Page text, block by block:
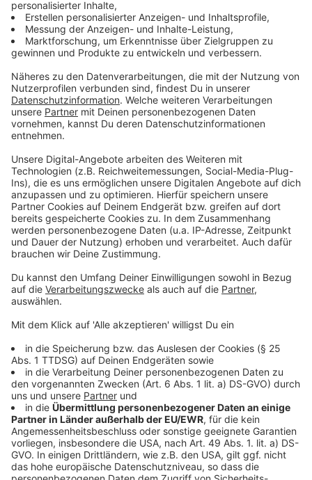
Drittanbieters, um Videoinhalte
einzubetten. Dieser Service kann
Daten zu Ihren Aktivitäten
sammeln. Bitte lesen Sie die
Details durch und stimmen Sie der
Nutzung des Service zu, um dieses
Video anzusehen.
Akzeptieren
powered byUsercentrics Consent
Management Platform
Geschichte.
Anzeige
©Copyright Etienne George
Kind.
©Copyright Etienne George
François muss erkennen, dass die
Familienzusammenführung gar nicht so einfach ist,
wie gedacht.
Anzeige